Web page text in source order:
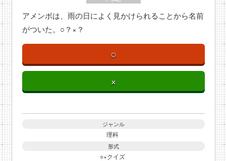
アメンボは、雨の日によく見かけられることから名前
がついた。○？×？
○
×
ジャンル
理科
形式
○×クイズ